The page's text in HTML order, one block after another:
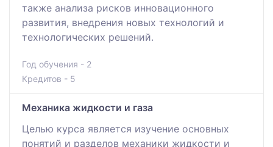
также анализа рисков инновационного
развития, внедрения новых технологий и
технологических решений.
Год обучения - 2
Кредитов - 5
Механика жидкости и газа
Целью курса является изучение основных
понятий и разделов механики жидкости и